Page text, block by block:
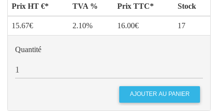
Prix HT €* TVA % Prix TTC* Stock
15.67€ 2.10% 16.00€ 17
Quantité